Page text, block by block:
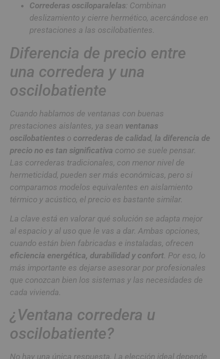
Correderas osciloparalelas: Combinan
deslizamiento y cierre hermético, acercándose en
prestaciones a las oscilobatientes.
Diferencia de precio entre
una corredera y una
oscilobatiente
Cuando hablamos de ventanas con buenas
prestaciones aislantes, ya sean ventanas
oscilobatientes o correderas de calidad, la diferencia de
precio no es tan significativa como se suele pensar.
Las correderas tradicionales, con menor nivel de
hermeticidad, pueden ser más económicas, pero si
comparamos modelos equivalentes en aislamiento
térmico y acústico, el precio es bastante similar.
La clave está en valorar qué solución se adapta mejor
al espacio y al uso que le vas a dar. Ambas opciones,
cuando están bien fabricadas e instaladas, ofrecen
eficiencia energética, durabilidad y confort. Por eso, lo
más importante es dejarse asesorar por profesionales
que conozcan bien los sistemas y las necesidades de
cada vivienda.
¿Ventana corredera u
oscilobatiente?
No hay una única respuesta. La elección ideal depende